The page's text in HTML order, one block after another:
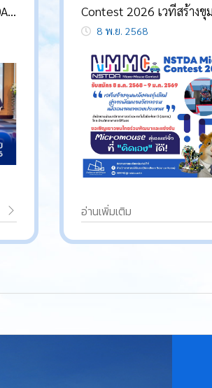
Contest 2026 เวทีสร้าง
ใหม่ สู่การพัฒนานวัตกรรม
8 พ.ย. 2568
อ่านเพิ่มเติม